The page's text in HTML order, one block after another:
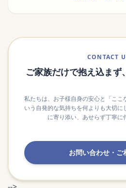
CONTACT
ご家族だけで抱え込まず
私たちは、お子様自身の安心と「ここ
いう自発的な気持ちを何よりも大切に
に寄り添い、あせらず丁寧に
お問い合わせ・ご